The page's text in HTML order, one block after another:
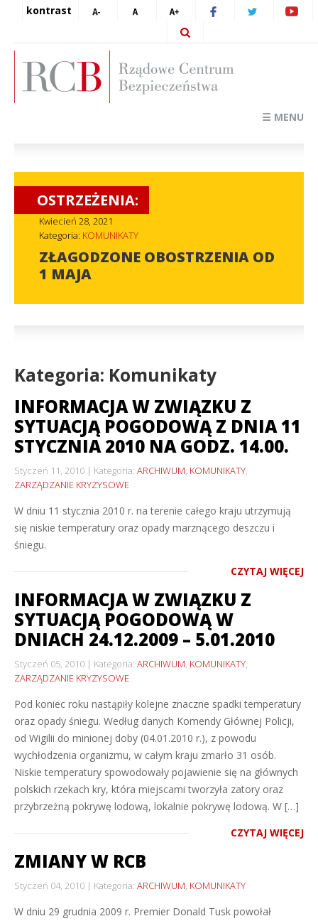
kontrast
☰ MENU
OSTRZEŻENIA:
Kwiecień 28, 2021
Kategoria: KOMUNIKATY
ZŁAGODZONE OBOSTRZENIA OD
1 MAJA
Kategoria: Komunikaty
INFORMACJA W ZWIĄZKU Z
SYTUACJĄ POGODOWĄ Z DNIA 11
STYCZNIA 2010 NA GODZ. 14.00.
Styczeń 11, 2010 Kategoria: ARCHIWUM, KOMUNIKATY,
ZARZĄDZANIE KRYZYSOWE
W dniu 11 stycznia 2010 r. na terenie całego kraju utrzymują
się niskie temperatury oraz opady marznącego deszczu i
śniegu.
CZYTAJ WIĘCEJ
INFORMACJA W ZWIĄZKU Z
SYTUACJĄ POGODOWĄ W
DNIACH 24.12.2009 – 5.01.2010
Styczeń 05, 2010 Kategoria: ARCHIWUM, KOMUNIKATY,
ZARZĄDZANIE KRYZYSOWE
Pod koniec roku nastąpiły kolejne znaczne spadki temperatury
oraz opady śniegu. Według danych Komendy Głównej Policji,
od Wigilii do minionej doby (04.01.2010 r.), z powodu
wychłodzenia organizmu, w całym kraju zmarło 31 osób.
Niskie temperatury spowodowały pojawienie się na głównych
polskich rzekach kry, która miejscami tworzyła zatory oraz
przybrzeżną pokrywę lodową, lokalnie pokrywę lodową. W […]
CZYTAJ WIĘCEJ
ZMIANY W RCB
Styczeń 04, 2010 Kategoria: ARCHIWUM, KOMUNIKATY
W dniu 29 grudnia 2009 r. Premier Donald Tusk powołał